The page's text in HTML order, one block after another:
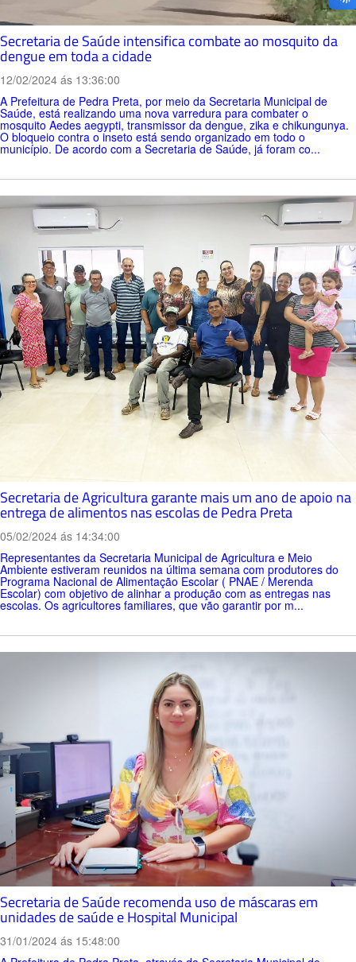
Secretaria de Saúde intensifica combate ao mosquito da
dengue em toda a cidade
12/02/2024 ás 13:36:00
A Prefeitura de Pedra Preta, por meio da Secretaria Municipal de
Saúde, está realizando uma nova varredura para combater o
mosquito Aedes aegypti, transmissor da dengue, zika e chikungunya.
O bloqueio contra o inseto está sendo organizado em todo o
município. De acordo com a Secretaria de Saúde, já foram co...
Secretaria de Agricultura garante mais um ano de apoio na
entrega de alimentos nas escolas de Pedra Preta
05/02/2024 ás 14:34:00
Representantes da Secretaria Municipal de Agricultura e Meio
Ambiente estiveram reunidos na última semana com produtores do
Programa Nacional de Alimentação Escolar ( PNAE / Merenda
Escolar) com objetivo de alinhar a produção com as entregas nas
escolas. Os agricultores familiares, que vão garantir por m...
Secretaria de Saúde recomenda uso de máscaras em
unidades de saúde e Hospital Municipal
31/01/2024 ás 15:48:00